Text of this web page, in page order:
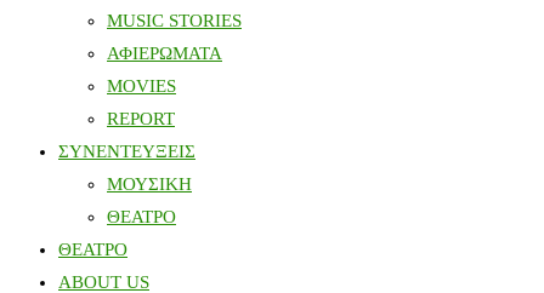
MUSIC STORIES
ΑΦΙΕΡΩΜΑΤΑ
MOVIES
REPORT
ΣΥΝΕΝΤΕΥΞΕΙΣ
ΜΟΥΣΙΚΗ
ΘΕΑΤΡΟ
ΘΕΑΤΡΟ
ABOUT US